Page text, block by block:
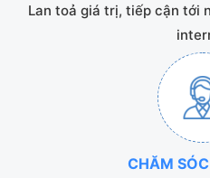
Lan toả giá trị, tiếp cận tới
CHĂM